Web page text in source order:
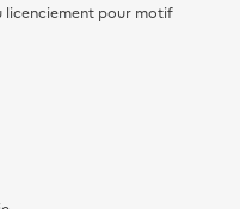
licenciement pour motif